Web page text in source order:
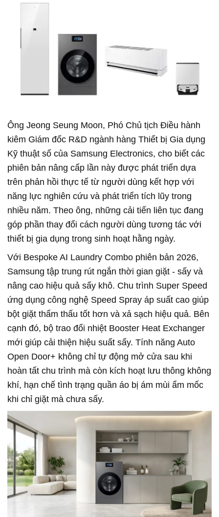
Ông Jeong Seung Moon, Phó Chủ tịch Điều hành
kiêm Giám đốc R&D ngành hàng Thiết bị Gia dụng
Kỹ thuật số của Samsung Electronics, cho biết các
phiên bản nâng cấp lần này được phát triển dựa
trên phản hồi thực tế từ người dùng kết hợp với
năng lực nghiên cứu và phát triển tích lũy trong
nhiều năm. Theo ông, những cải tiến liên tục đang
góp phần thay đổi cách người dùng tương tác với
thiết bị gia dụng trong sinh hoạt hằng ngày.
Với Bespoke AI Laundry Combo phiên bản 2026,
Samsung tập trung rút ngắn thời gian giặt - sấy và
nâng cao hiệu quả sấy khô. Chu trình Super Speed
ứng dụng công nghệ Speed Spray áp suất cao giúp
bột giặt thẩm thấu tốt hơn và xả sạch hiệu quả. Bên
cạnh đó, bộ trao đổi nhiệt Booster Heat Exchanger
mới giúp cải thiện hiệu suất sấy. Tính năng Auto
Open Door+ không chỉ tự động mở cửa sau khi
hoàn tất chu trình mà còn kích hoạt lưu thông không
khí, hạn chế tình trạng quần áo bị ám mùi ẩm mốc
khi chỉ giặt mà chưa sấy.